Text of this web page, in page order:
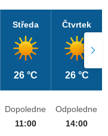
Středa
26 °C
Čtvrtek
26 °C
Dopoledne
11:00
Odpoledne
14:00